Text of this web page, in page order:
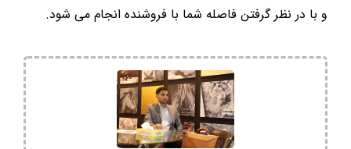
و با در نظر گرفتن فاصله شما با فروشنده انجام می شود.